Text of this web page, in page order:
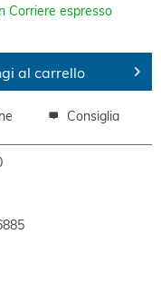
Corriere espresso
al carrello
Consiglia